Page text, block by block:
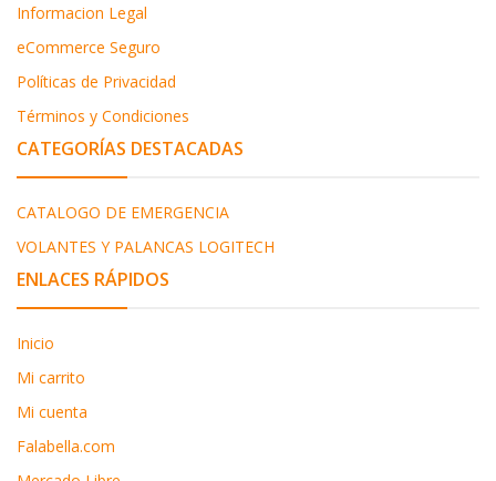
Informacion Legal
eCommerce Seguro
Políticas de Privacidad
Términos y Condiciones
CATEGORÍAS DESTACADAS
CATALOGO DE EMERGENCIA
VOLANTES Y PALANCAS LOGITECH
ENLACES RÁPIDOS
Inicio
Mi carrito
Mi cuenta
Falabella.com